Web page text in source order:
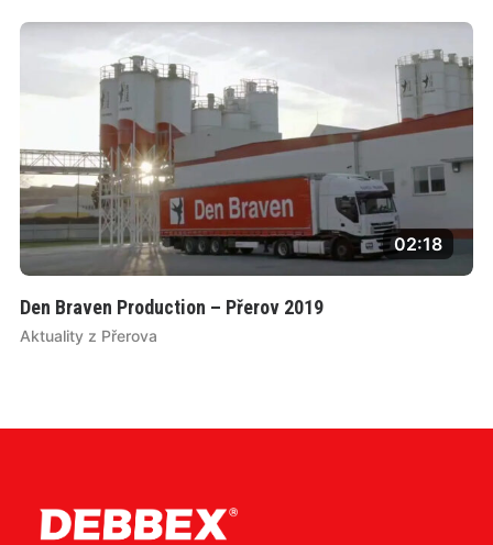
02:18
Den Braven Production – Přerov 2019
Aktuality z Přerova